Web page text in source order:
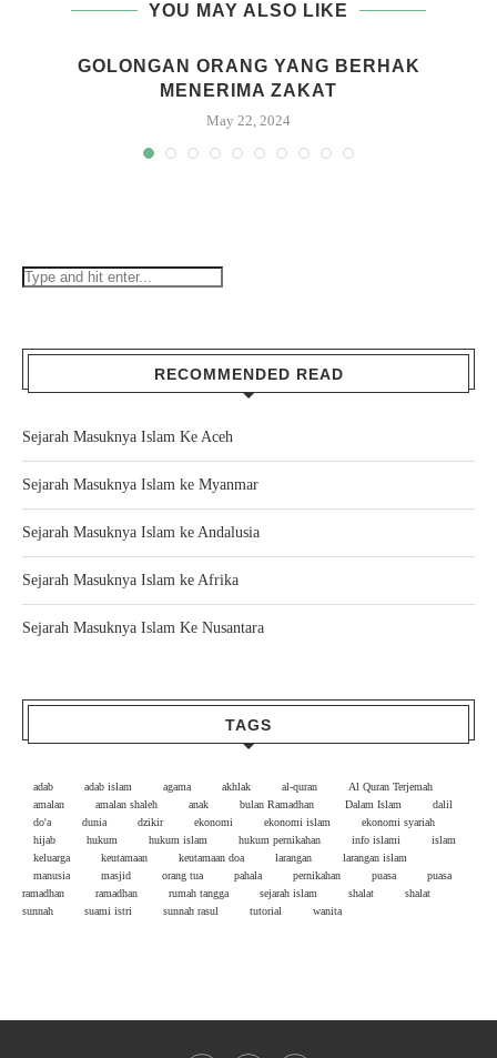
YOU MAY ALSO LIKE
GOLONGAN ORANG YANG BERHAK
MENERIMA ZAKAT
May 22, 2024
RECOMMENDED READ
Sejarah Masuknya Islam Ke Aceh
Sejarah Masuknya Islam ke Myanmar
Sejarah Masuknya Islam ke Andalusia
Sejarah Masuknya Islam ke Afrika
Sejarah Masuknya Islam Ke Nusantara
TAGS
adab adab islam agama akhlak al-quran
Al Quran Terjemah
amalan
amalan shaleh anak bulan Ramadhan Dalam Islam
dalil
do'a
dunia dzikir ekonomi ekonomi islam
ekonomi syariah
hijab
hukum hukum islam hukum pernikahan info islami
islam
keluarga
keutamaan keutamaan doa larangan
larangan islam
manusia
masjid orang tua pahala pernikahan puasa
puasa
ramadhan
ramadhan rumah tangga sejarah islam shalat
shalat
sunnah
suami istri sunnah rasul tutorial wanita